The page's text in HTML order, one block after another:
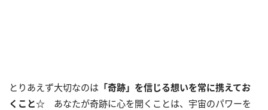
とりあえず大切なのは 「奇跡」を信じる想いを常に携えてお
くこと☆ あなたが奇跡に心を開くことは、宇宙のパワーを